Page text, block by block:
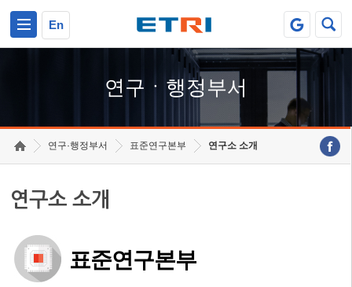
En
연구ㆍ행정부서
연구·행정부서 표준연구본부 연구소 소개
연구소 소개
표준연구본부